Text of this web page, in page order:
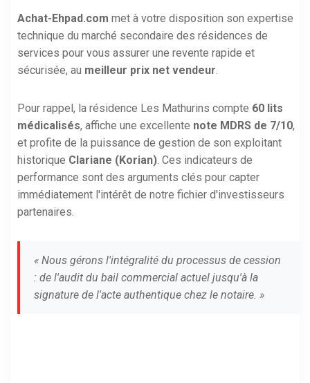
Achat-Ehpad.com met à votre disposition son expertise
technique du marché secondaire des résidences de
services pour vous assurer une revente rapide et
sécurisée, au meilleur prix net vendeur
Pour rappel, la résidence Les Mathurins compte 60 lits
médicalisés, affiche une excellente note MDRS de 7/10,
et profite de la puissance de gestion de son exploitant
historique Clariane (Korian) . Ces indicateurs de
performance sont des arguments clés pour capter
immédiatement l'intérêt de notre fichier d'investisseurs
partenaires.
« Nous gérons l'intégralité du processus de cession
: de l'audit du bail commercial actuel jusqu'à la
signature de l'acte authentique chez le notaire. »